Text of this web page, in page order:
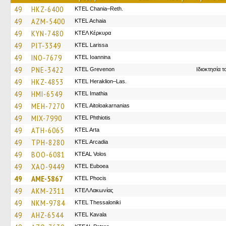
49 HKZ-6400 KTEL Chania–Reth.
49 AZM-5400 KTEL Achaia
49 KYN-7480 ΚΤΕΛ Κέρκυρα
49 PIT-3349 KTEL Larissa
49 INO-7679 KTEL Ioannina
49 PNE-3422 ΚΤΕL Grevenon Ιδιοκτησία
49 HKZ-4853 KTEL Heraklion–Las.
49 HMI-6549 KTEL Imathia
49 MEH-7270 KTEL Aitoloakarnanias
49 MIX-7990 ΚΤΕL Phthiotis
49 ATH-6065 KTEL Arta
49 TPH-8280 KTEL Arcadia
49 BOO-6081 KTEAL Volos
49 XAO-9449 ΚΤΕL Euboea
49 AME-5867 ΚΤΕL Phocis
49 AKM-2311 ΚΤΕΛ Λακωνίας
49 NKM-9784 KTEL Thessaloniki
49 AHZ-6544 KTEL Kavala